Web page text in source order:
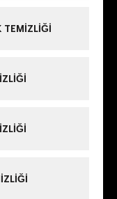
TEMIZLIĞI